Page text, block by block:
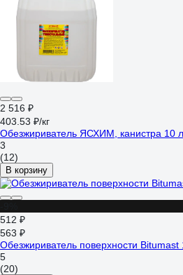
2 516 ₽
403.53 ₽/кг
Обезжириватель ЯСХИМ, канистра 10
3
(12)
В корзину
512 ₽
563 ₽
Обезжириватель поверхности
5
(20)